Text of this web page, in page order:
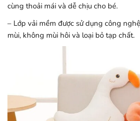
cùng thoải mái và dễ chịu cho bé.
– Lớp vải mềm được sử dụng công
mùi, không mùi hôi và loại bỏ tạp chất.